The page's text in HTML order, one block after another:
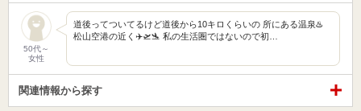
50代～
女性
道後ってついてるけど道後から10キロくらいの 所にある温泉♨️
松山空港の近く✈️🛫🛬 私の生活圏ではないので初…
関連情報から探す